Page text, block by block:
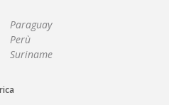
Paraguay
Perù
Suriname